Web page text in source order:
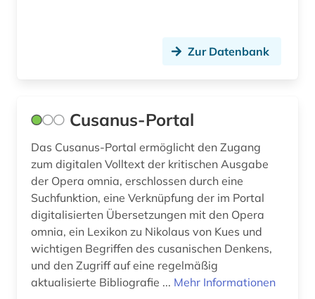
Zur Datenbank
Cusanus-Portal
Das Cusanus-Portal ermöglicht den Zugang
zum digitalen Volltext der kritischen Ausgabe
der Opera omnia, erschlossen durch eine
Suchfunktion, eine Verknüpfung der im Portal
digitalisierten Übersetzungen mit den Opera
omnia, ein Lexikon zu Nikolaus von Kues und
wichtigen Begriffen des cusanischen Denkens,
und den Zugriff auf eine regelmäßig
aktualisierte Bibliografie ... Mehr Informationen